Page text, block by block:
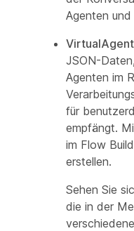
Agenten
JSON-
Agenten im
für
empfängt.
im Flow
erstellen.
Sehen Sie
die in der